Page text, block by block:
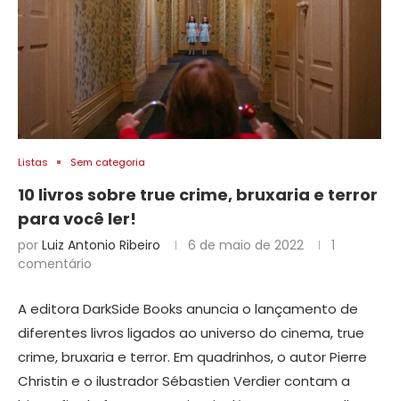
Listas Sem categoria
10 livros sobre true crime, bruxaria e terror
para você ler!
por Luiz Antonio Ribeiro 6 de maio de 2022
1
comentário
A editora DarkSide Books anuncia o lançamento de
diferentes livros ligados ao universo do cinema, true
crime, bruxaria e terror. Em quadrinhos, o autor Pierre
Christin e o ilustrador Sébastien Verdier contam a